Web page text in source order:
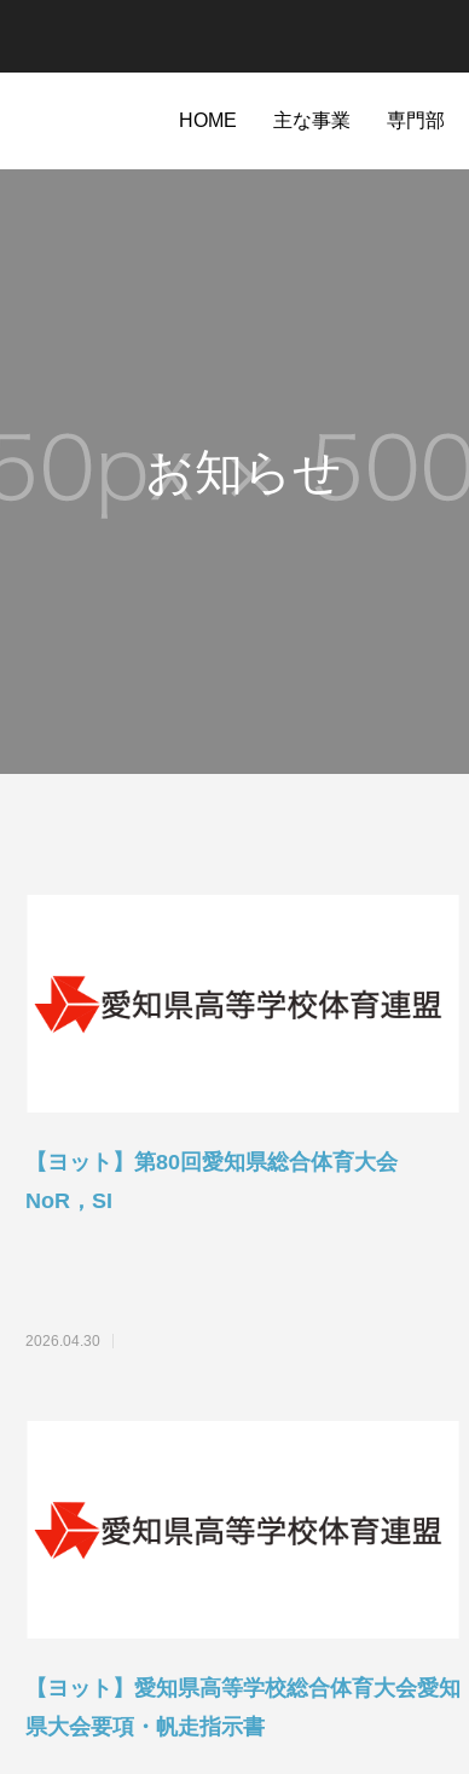
HOME 主な事業 専門部
お知らせ
【ヨット】第80回愛知県総合体育大会
NoR，SI
2026.04.30
【ヨット】愛知県高等学校総合体育大会愛知
県大会要項・帆走指示書